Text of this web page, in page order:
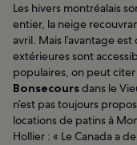
Les hivers montréalais
entier, la neige
avril. Mais l’avantage
extérieures sont
populaires, on peut citer
Bonsecoursdans le
n’est pas toujours
locations de patins à
Hollier : « Le Canada a